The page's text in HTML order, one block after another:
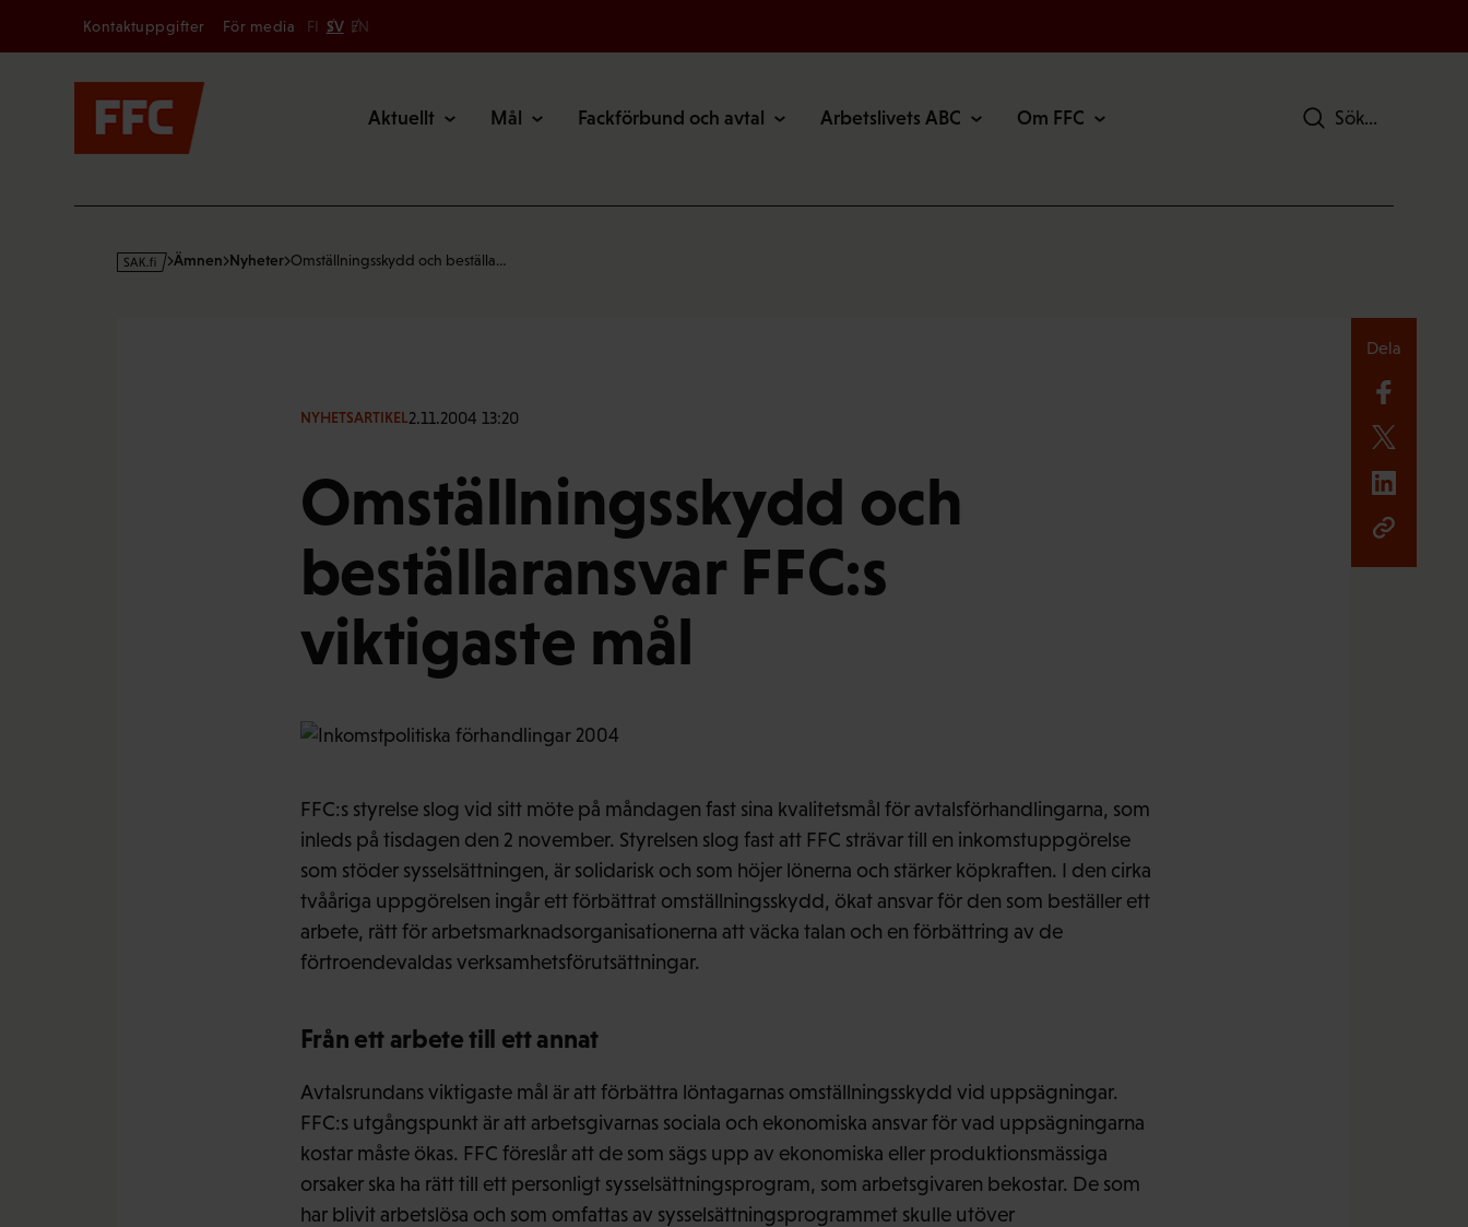
Secondary
Kontaktuppgifter För media FI SV EN
Aktuellt Mål Fackförbund och avtal Arbetslivets ABC Om FFC Sök
s
Ämnen Nyheter Omställningsskydd och beställa…
NYHETSARTIKEL2.11.2004 13:20
Omställningsskydd och
beställaransvar FFC:s
viktigaste mål
FFC:s styrelse slog vid sitt möte på måndagen fast sina kvalitetsmål för avtalsförhandlingarna, som
inleds på tisdagen den 2 november. Styrelsen slog fast att FFC strävar till en inkomstuppgörelse
som stöder sysselsättningen, är solidarisk och som höjer lönerna och stärker köpkraften. I den cirka
tvååriga uppgörelsen ingår ett förbättrat omställningsskydd, ökat ansvar för den som beställer ett
arbete, rätt för arbetsmarknadsorganisationerna att väcka talan och en förbättring av de
förtroendevaldas verksamhetsförutsättningar.
Från ett arbete till ett annat
Avtalsrundans viktigaste mål är att förbättra löntagarnas omställningsskydd vid uppsägningar.
FFC:s utgångspunkt är att arbetsgivarnas sociala och ekonomiska ansvar för vad uppsägningarna
kostar måste ökas. FFC föreslår att de som sägs upp av ekonomiska eller produktionsmässiga
orsaker ska ha rätt till ett personligt sysselsättningsprogram, som arbetsgivaren bekostar. De som
har blivit arbetslösa och som omfattas av sysselsättningsprogrammet skulle utöver
Dela